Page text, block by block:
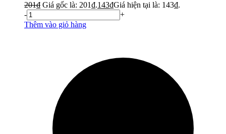
201₫ Giá gốc là: 201₫.143₫Giá hiện tại là: 143₫.
-
+
Thêm vào giỏ hàng